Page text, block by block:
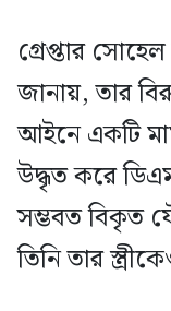
গ্রেপ্তার
জানায়, তার
আইনে একটি
উদ্ধৃত করে
সম্ভবত বিকৃত
তিনি তার